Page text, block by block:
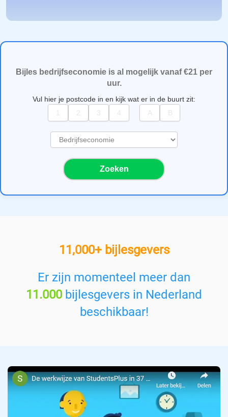
Bijles bedrijfseconomie is al mogelijk vanaf €21 per
uur.
Vul hier je postcode in en kijk wat er in de buurt zit:
a
k
Zoeken
11,000+ bijlesgevers
Er zijn momenteel meer dan
11.000bijlesgevers in Nederland
beschikbaar!